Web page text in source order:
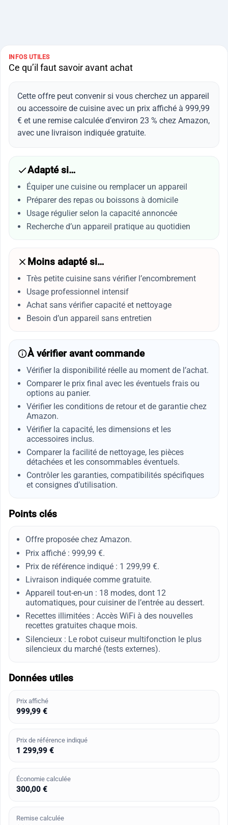
INFOS UTILES
Ce qu’il faut savoir avant achat
Cette offre peut convenir si vous cherchez un appareil
ou accessoire de cuisine avec un prix affiché à 999,99
€ et une remise calculée d’environ 23 % chez Amazon,
avec une livraison indiquée gratuite.
Adapté si…
Équiper une cuisine ou remplacer un appareil
Préparer des repas ou boissons à domicile
Usage régulier selon la capacité annoncée
Recherche d’un appareil pratique au quotidien
Moins adapté si…
Très petite cuisine sans vérifier l’encombrement
Usage professionnel intensif
Achat sans vérifier capacité et nettoyage
Besoin d’un appareil sans entretien
À vérifier avant commande
Vérifier la disponibilité réelle au moment de l’achat.
Comparer le prix final avec les éventuels frais ou
options au panier.
Vérifier les conditions de retour et de garantie chez
Amazon.
Vérifier la capacité, les dimensions et les
accessoires inclus.
Comparer la facilité de nettoyage, les pièces
détachées et les consommables éventuels.
Contrôler les garanties, compatibilités spécifiques
et consignes d’utilisation.
Points clés
Offre proposée chez Amazon.
Prix affiché : 999,99 €.
Prix de référence indiqué : 1 299,99 €.
Livraison indiquée comme gratuite.
Appareil tout-en-un : 18 modes, dont 12
automatiques, pour cuisiner de l’entrée au dessert.
Recettes illimitées : Accès WiFi à des nouvelles
recettes gratuites chaque mois.
Silencieux : Le robot cuiseur multifonction le plus
silencieux du marché (tests externes).
Données utiles
Prix affiché
999,99 €
Prix de référence indiqué
1 299,99 €
Économie calculée
300,00 €
Remise calculée